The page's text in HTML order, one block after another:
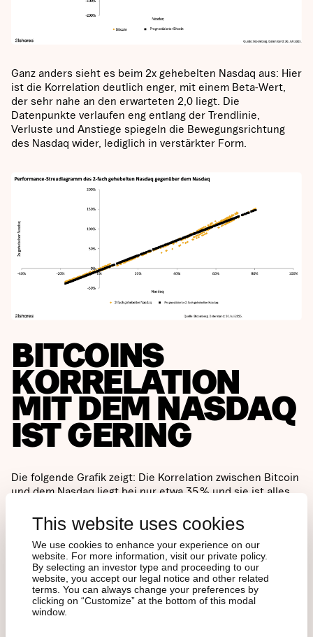
This website uses cookies
We use cookies to enhance your experience on our
website. For more information, visit our private policy.
By selecting an investor type and proceeding to our
website, you accept our legal notice and other related
terms. You can always change your preferences by
clicking on “Customize” at the bottom of this modal
window.
Ganz anders sieht es beim 2x gehebelten Nasdaq aus: Hier
ist die Korrelation deutlich enger, mit einem Beta-Wert,
der sehr nahe an den erwarteten 2,0 liegt. Die
Datenpunkte verlaufen eng entlang der Trendlinie,
Verluste und Anstiege spiegeln die Bewegungsrichtung
des Nasdaq wider, lediglich in verstärkter Form.
BITCOINS
KORRELATION
MIT DEM NASDAQ
IST GERING
Die folgende Grafik zeigt: Die Korrelation zwischen Bitcoin
und dem Nasdaq liegt bei nur etwa 35 % und sie ist alles
kurzfristig steigen, bricht jedoch oft bei größeren
wirtschaftlichen Umbrüchen ein. Das unterstreicht
Bitcoins eigenständiges Verhalten.
Zwei aktuelle Beispiele stechen hervor: